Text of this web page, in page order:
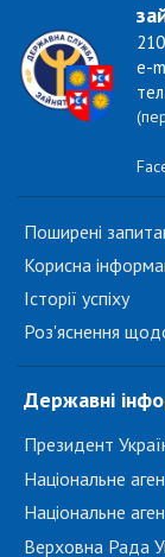
e-
Поширені
Корисна
Історії успіху
Роз'яснення
Державні
Президент
Національне
Національне
Верховна Рада